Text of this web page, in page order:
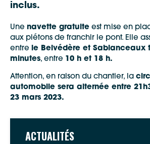
ACTUALITÉS
inclus.
Une navette gratuite est mise en
aux piétons de franchir le pont. Elle
entre le Belvédère et Sablanceaux
minutes, entre 10 h et 18 h.
Attention, en raison du chantier, la
automobile sera alternée entre
23 mars 2023.